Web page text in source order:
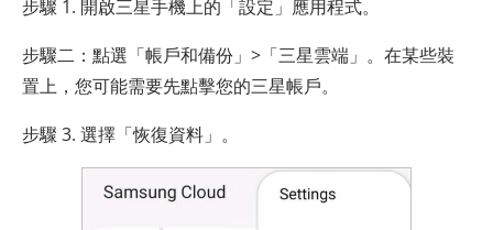
步驟 1. 開啟三星手機上的「設定」應用程式。
步驟二：點選「帳戶和備份」>「三星雲端」。在某些裝
置上，您可能需要先點擊您的三星帳戶。
步驟 3. 選擇「恢復資料」。